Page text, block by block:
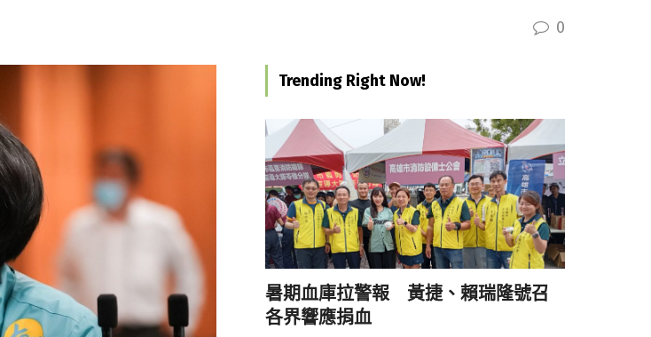
0
Trending Right Now!
暑期血庫拉警報 黃捷、賴瑞隆號召
各界響應捐血